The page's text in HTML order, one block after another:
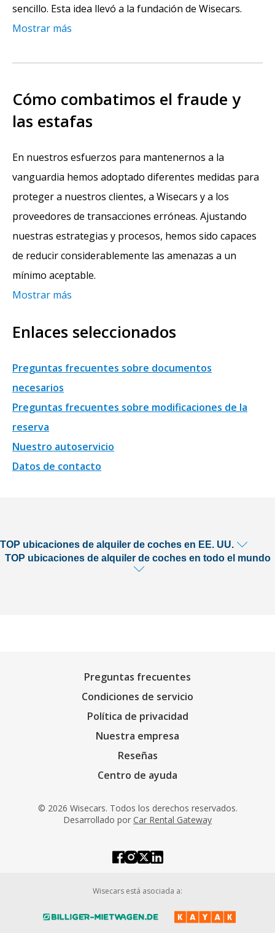
sencillo. Esta idea llevó a la fundación de Wisecars.
Mostrar más
Cómo combatimos el fraude y
las estafas
En nuestros esfuerzos para mantenernos a la
vanguardia hemos adoptado diferentes medidas para
proteger a nuestros clientes, a Wisecars y a los
proveedores de transacciones erróneas. Ajustando
nuestras estrategias y procesos, hemos sido capaces
de reducir considerablemente las amenazas a un
mínimo aceptable.
Mostrar más
Enlaces seleccionados
Preguntas frecuentes sobre documentos
necesarios
Preguntas frecuentes sobre modificaciones de la
reserva
Nuestro autoservicio
Datos de contacto
TOP ubicaciones de alquiler de coches en EE. UU.
TOP ubicaciones de alquiler de coches en todo el mundo
Preguntas frecuentes
Condiciones de servicio
Política de privacidad
Nuestra empresa
Reseñas
Centro de ayuda
© 2026 Wisecars. Todos los derechos reservados.
Desarrollado por Car Rental Gateway
Wisecars está asociada a: